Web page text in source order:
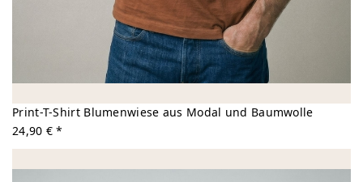
Print-T-Shirt Blumenwiese aus Modal und Baumwolle
24,90 € *